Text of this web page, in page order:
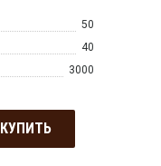
50
40
3000
КУПИТЬ